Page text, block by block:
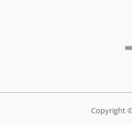
Copyright